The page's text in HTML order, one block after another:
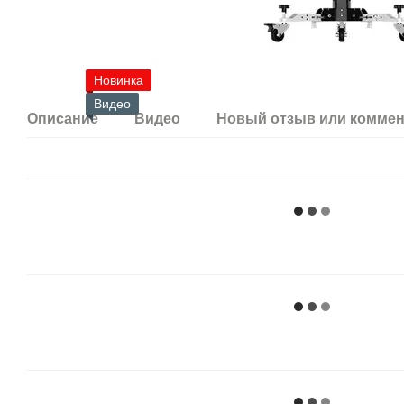
Новинка
Видео
Описание Видео Новый отзыв или